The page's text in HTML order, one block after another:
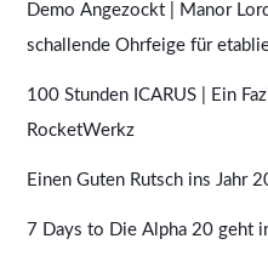
Demo Angezockt | Manor
schallende Ohrfeige für
100 Stunden ICARUS | Ein
RocketWerkz
Einen Guten Rutsch ins Jahr
7 Days to Die Alpha 20 geht